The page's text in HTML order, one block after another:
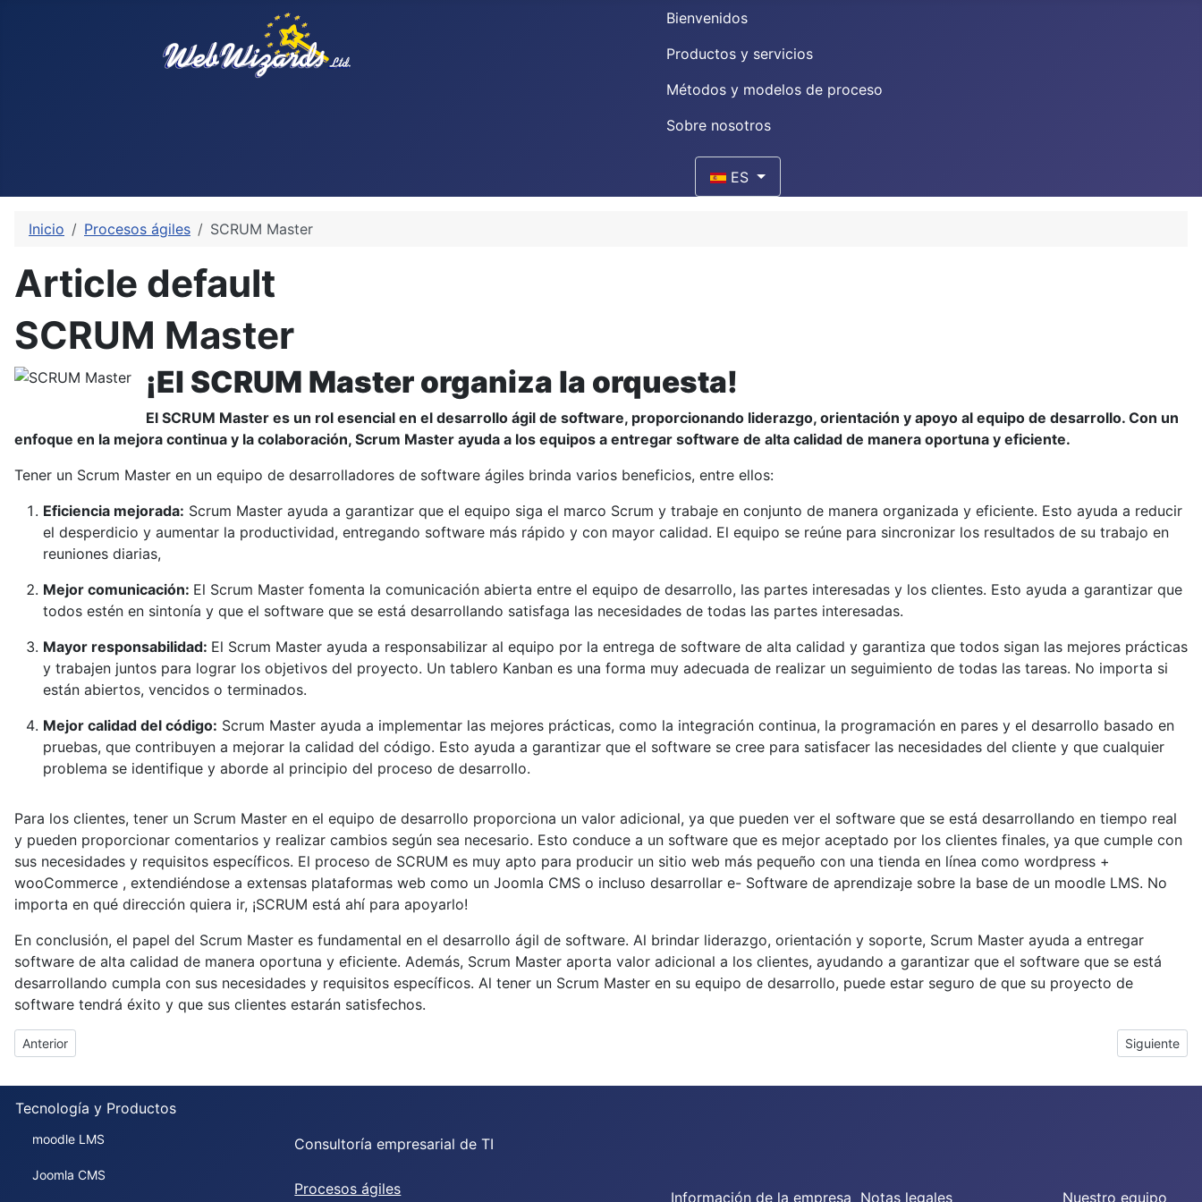
Bienvenidos
Productos y servicios
Métodos y modelos de proceso
Sobre nosotros
Seleccione su idioma
ES
Inicio Procesos ágiles SCRUM Master
Article default
SCRUM Master
¡El SCRUM Master organiza la orquesta!
El SCRUM Master es un rol esencial en el desarrollo ágil de software, proporcionando liderazgo, orientación y apoyo al equipo de desarrollo. Con un
enfoque en la mejora continua y la colaboración, Scrum Master ayuda a los equipos a entregar software de alta calidad de manera oportuna y eficiente.
Tener un Scrum Master en un equipo de desarrolladores de software ágiles brinda varios beneficios, entre ellos:
Eficiencia mejorada: Scrum Master ayuda a garantizar que el equipo siga el marco Scrum y trabaje en conjunto de manera organizada y eficiente. Esto ayuda a reducir
el desperdicio y aumentar la productividad, entregando software más rápido y con mayor calidad. El equipo se reúne para sincronizar los resultados de su trabajo en
reuniones diarias,
Mejor comunicación: El Scrum Master fomenta la comunicación abierta entre el equipo de desarrollo, las partes interesadas y los clientes. Esto ayuda a garantizar que
todos estén en sintonía y que el software que se está desarrollando satisfaga las necesidades de todas las partes interesadas.
Mayor responsabilidad: El Scrum Master ayuda a responsabilizar al equipo por la entrega de software de alta calidad y garantiza que todos sigan las mejores prácticas
y trabajen juntos para lograr los objetivos del proyecto. Un tablero Kanban es una forma muy adecuada de realizar un seguimiento de todas las tareas. No importa si
están abiertos, vencidos o terminados.
Mejor calidad del código: Scrum Master ayuda a implementar las mejores prácticas, como la integración continua, la programación en pares y el desarrollo basado en
pruebas, que contribuyen a mejorar la calidad del código. Esto ayuda a garantizar que el software se cree para satisfacer las necesidades del cliente y que cualquier
problema se identifique y aborde al principio del proceso de desarrollo.
Para los clientes, tener un Scrum Master en el equipo de desarrollo proporciona un valor adicional, ya que pueden ver el software que se está desarrollando en tiempo real
y pueden proporcionar comentarios y realizar cambios según sea necesario. Esto conduce a un software que es mejor aceptado por los clientes finales, ya que cumple con
sus necesidades y requisitos específicos. El proceso de SCRUM es muy apto para producir un sitio web más pequeño con una tienda en línea como wordpress +
wooCommerce , extendiéndose a extensas plataformas web como un Joomla CMS o incluso desarrollar e- Software de aprendizaje sobre la base de un moodle LMS. No
importa en qué dirección quiera ir, ¡SCRUM está ahí para apoyarlo!
En conclusión, el papel del Scrum Master es fundamental en el desarrollo ágil de software. Al brindar liderazgo, orientación y soporte, Scrum Master ayuda a entregar
software de alta calidad de manera oportuna y eficiente. Además, Scrum Master aporta valor adicional a los clientes, ayudando a garantizar que el software que se está
desarrollando cumpla con sus necesidades y requisitos específicos. Al tener un Scrum Master en su equipo de desarrollo, puede estar seguro de que su proyecto de
software tendrá éxito y que sus clientes estarán satisfechos.
Artículo anterior: Desarrollo Ágil de Software
Anterior Artículo
Siguiente
Tecnología y Productos
moodle LMS
Joomla CMS
Consultoría empresarial de TI
Procesos ágiles Información de la empresa Notas legales Nuestro equipo